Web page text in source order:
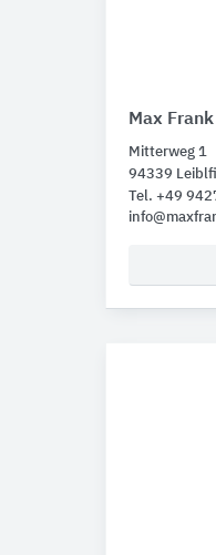
Max Frank
Mitterweg 1
94339
Tel. +49